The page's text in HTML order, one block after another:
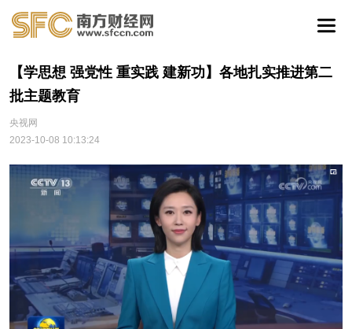
【学思想 强党性 重实践 建新功】各地扎实推进第二
批主题教育
央视网
2023-10-08 10:13:24